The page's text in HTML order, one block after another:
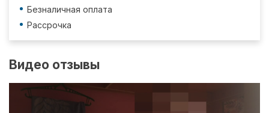
Безналичная оплата
Рассрочка
Видео отзывы